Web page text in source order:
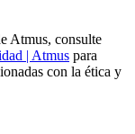
Atmus, consulte
| Atmus para
con la ética y